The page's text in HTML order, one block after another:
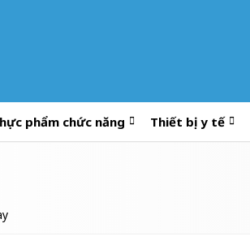
phẩm chức năng Thiết bị y tế